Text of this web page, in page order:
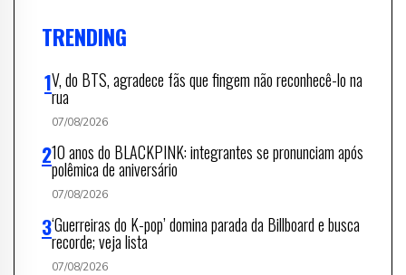
TRENDING
V, do BTS, agradece fãs que fingem não reconhecê-lo na
rua
07/08/2026
10 anos do BLACKPINK: integrantes se pronunciam após
polêmica de aniversário
07/08/2026
‘Guerreiras do K-pop’ domina parada da Billboard e busca
recorde; veja lista
07/08/2026